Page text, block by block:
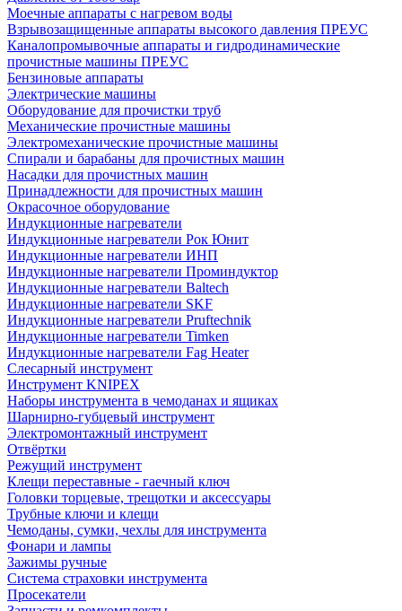
Моечные аппараты с нагревом воды
Взрывозащищенные аппараты высокого давления ПРЕУС
Каналопромывочные аппараты и гидродинамические
прочистные машины ПРЕУС
Бензиновые аппараты
Электрические машины
Оборудование для прочистки труб
Механические прочистные машины
Электромеханические прочистные машины
Спирали и барабаны для прочистных машин
Насадки для прочистных машин
Принадлежности для прочистных машин
Окрасочное оборудование
Индукционные нагреватели
Индукционные нагреватели Рок Юнит
Индукционные нагреватели ИНП
Индукционные нагреватели Проминдуктор
Индукционные нагреватели Baltech
Индукционные нагреватели SKF
Индукционные нагреватели Pruftechnik
Индукционные нагреватели Timken
Индукционные нагреватели Fag Heater
Слесарный инструмент
Инструмент KNIPEX
Наборы инструмента в чемоданах и ящиках
Шарнирно-губцевый инструмент
Электромонтажный инструмент
Отвёртки
Режущий инструмент
Клещи переставные - гаечный ключ
Головки торцевые, трещотки и аксессуары
Трубные ключи и клещи
Чемоданы, сумки, чехлы для инструмента
Фонари и лампы
Зажимы ручные
Система страховки инструмента
Просекатели